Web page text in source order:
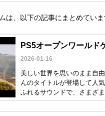
は、以下の記事にまとめていま
PS5オープンワールド
2026-01-16
美しい世界を思いのまま自
んのタイトルが登場して人
ふれるサウンドで、さまざ